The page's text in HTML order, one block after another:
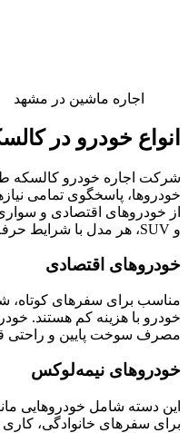
اجاره ماشین در مشهد
انواع خودرو در
شرکت اجاره خودرو کالسکه
خودروها، پاسخگوی تمامی
از خودروهای اقتصادی و
و SUV، هر مدل با شرایط حرفه‌ای و آماده تحویل ارائه می‌شود.
خودروهای اقتصادی
مناسب برای سفرهای کوتاه،
مصرف سوخت پایین و راحتی
خودروهای نیمه‌لوکس
این دسته شامل خودروهایی
برای سفرهای خانوادگی،